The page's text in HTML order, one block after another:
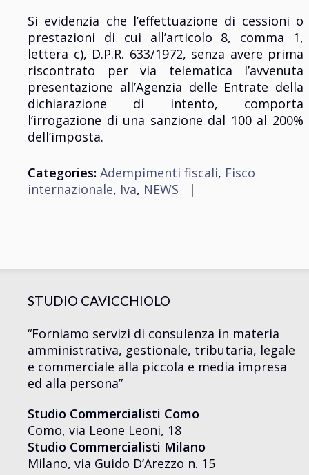
Si evidenzia che l’effettuazione di cessioni o
prestazioni di cui all’articolo 8, comma 1,
lettera c), D.P.R. 633/1972, senza avere prima
riscontrato per via telematica l’avvenuta
presentazione all’Agenzia delle Entrate della
dichiarazione di intento, comporta
l’irrogazione di una sanzione dal 100 al 200%
dell’imposta.
Categories: Adempimenti fiscali, Fisco
internazionale, Iva, NEWS |
STUDIO CAVICCHIOLO
“Forniamo servizi di consulenza in materia
amministrativa, gestionale, tributaria, legale
e commerciale alla piccola e media impresa
ed alla persona”
Studio Commercialisti Como
Como, via Leone Leoni, 18
Studio Commercialisti Milano
Milano, via Guido D’Arezzo n. 15